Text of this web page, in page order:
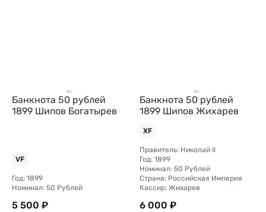
Банкнота 50 рублей
1899 Шипов Богатырев
VF
Год: 1899
Номинал: 50 Рублей
5 500 ₽
Банкнота 50 рублей
1899 Шипов Жихарев
XF
Правитель: Николай II
Год: 1899
Номинал: 50 Рублей
Страна: Российская Империя
Кассир: Жихарев
6 000 ₽